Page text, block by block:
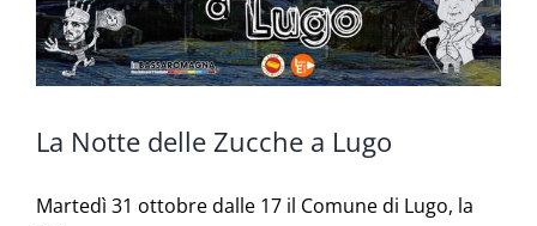
La Notte delle Zucche a Lugo
Martedì 31 ottobre dalle 17 il Comune di Lugo, la